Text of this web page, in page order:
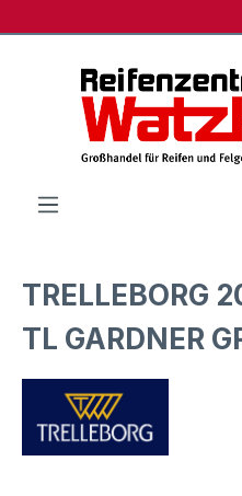
TRELLEBORG
TL GARDNER